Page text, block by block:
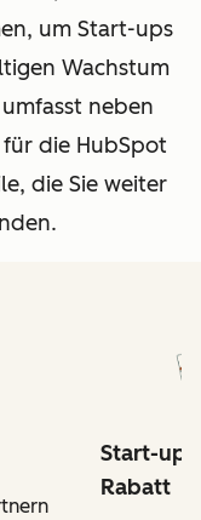
um Start-ups
Wachstum
neben
die HubSpot
die Sie weiter
Start-
Rabatt